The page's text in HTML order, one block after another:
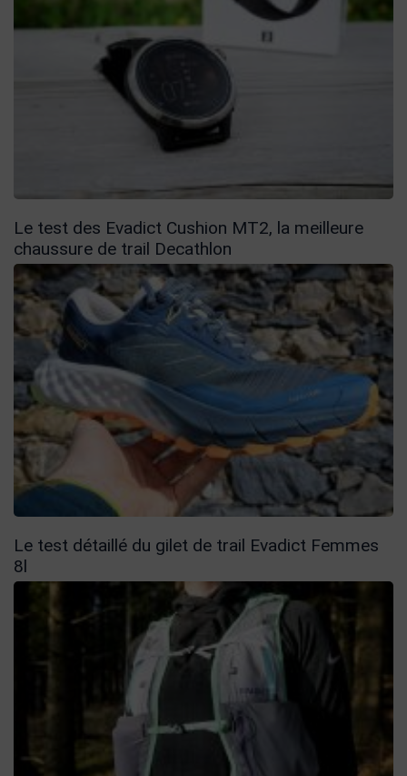
Le test des Evadict Cushion MT2, la meilleure
chaussure de trail Decathlon
Le test détaillé du gilet de trail Evadict Femmes
8l